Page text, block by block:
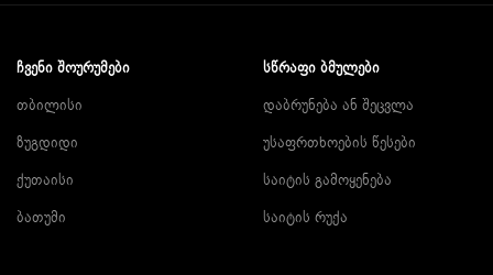
ᲩᲕᲔᲜᲘ ᲨᲝᲣᲠᲣᲛᲔᲑᲘ
თბილისი
ზუგდიდი
ქუთაისი
ბათუმი
ᲡᲬᲠᲐᲤᲘ ᲑᲛᲣᲚᲔᲑᲘ
დაბრუნება ან შეცვლა
უსაფრთხოების წესები
საიტის გამოყენება
საიტის რუქა